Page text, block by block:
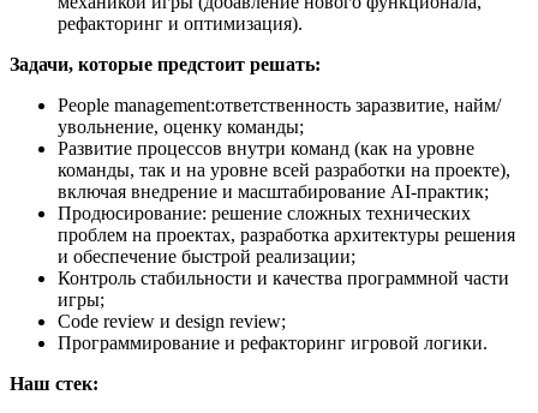
рефакторинг и оптимизация).
Задачи, которые предстоит решать:
People management:ответственность заразвитие, найм/
увольнение, оценку команды;
Развитие процессов внутри команд (как на уровне
команды, так и на уровне всей разработки на проекте),
включая внедрение и масштабирование AI-практик;
Продюсирование: решение сложных технических
проблем на проектах, разработка архитектуры решения
и обеспечение быстрой реализации;
Контроль стабильности и качества программной части
игры;
Code review и design review;
Программирование и рефакторинг игровой логики.
Наш стек: